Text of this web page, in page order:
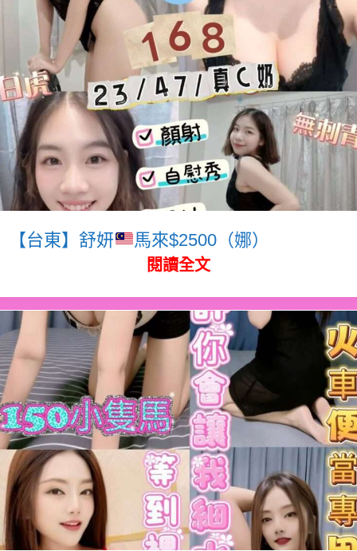
【台東】舒妍 馬來$2500（娜）
閱讀全文